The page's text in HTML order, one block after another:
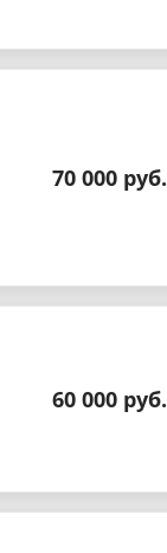
70 000 руб.
60 000 руб.